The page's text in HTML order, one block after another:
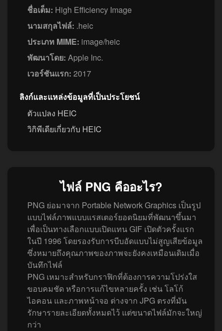
ชื่อเต็ม: High Efficiency Image
นามสกุลไฟล์: .heic
ประเภท MIME: image/heic
พัฒนาโดย: Apple Inc.
เวอร์ชันแรก: 2017
ลิงก์และแหล่งข้อมูลที่เป็นประโยชน์
ตัวแปลง HEIC
วิกิพีเดียเกี่ยวกับ HEIC
ไฟล์ PNG คืออะไร?
PNG ย่อมาจาก Portable Network Graphics เป็นรูป
แบบไฟล์ภาพแบบแรสเตอร์ยอดนิยมที่พัฒนาขึ้นมา
เพื่อเป็นทางเลือกแบบเปิดแทน GIF เปิดตัวครั้งแรก
ในปี 1996 โดยรองรับการบีบอัดแบบไม่สูญเสียข้อมูล
ซึ่งหมายถึงคุณภาพของภาพจะยังคงเหมือนเดิมเมื่อ
บันทึกไฟล์
PNG เหมาะสำหรับกราฟิกที่ต้องการความโปร่งใส
ขอบคมชัด หรือการแก้ไขหลายครั้ง เช่น โลโก้
ไอคอน และภาพหน้าจอ ต่างจาก JPG ตรงที่มัน
รักษารายละเอียดทั้งหมดไว้ แต่ขนาดไฟล์มักจะใหญ่
กว่า